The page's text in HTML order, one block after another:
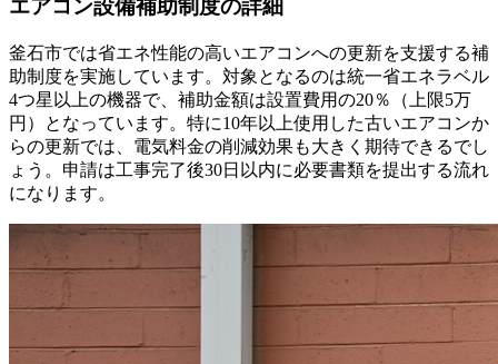
エアコン設備補助制度の詳細
釜石市では省エネ性能の高いエアコンへの更新を支援する補
助制度を実施しています。対象となるのは統一省エネラベル
4つ星以上の機器で、補助金額は設置費用の20％（上限5万
円）となっています。特に10年以上使用した古いエアコンか
らの更新では、電気料金の削減効果も大きく期待できるでし
ょう。申請は工事完了後30日以内に必要書類を提出する流れ
になります。